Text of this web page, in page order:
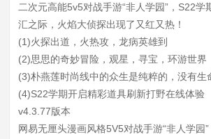
二次元高能5v5对战手游“非人学园”，S22学
汇之际，火焰大侦探出现了又红又热！
(1)火探出道，火热攻，龙病英雄到
(2)思思的奇妙冒险，观星，寻宝，环游世界
(3)朴燕莲时尚线中的众生是纯粹的，没有生
(4)S22学期开启精彩道具刷新打野在线体验
v4.3.77版本
网易无厘头漫画风格5V5对战手游“非人学园